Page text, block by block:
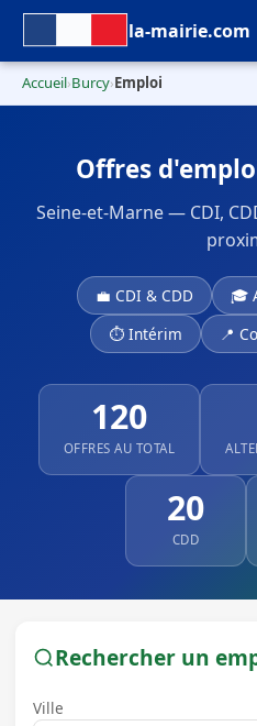
la-mairie.com
Accueil›Burcy›Emploi
Offres
Seine-et-Marne — CDI,
💼 CDI & CDD
🎓
⏱ Intérim
📍
120
OFFRES AU TOTAL
20
CDD
Rechercher un
Ville